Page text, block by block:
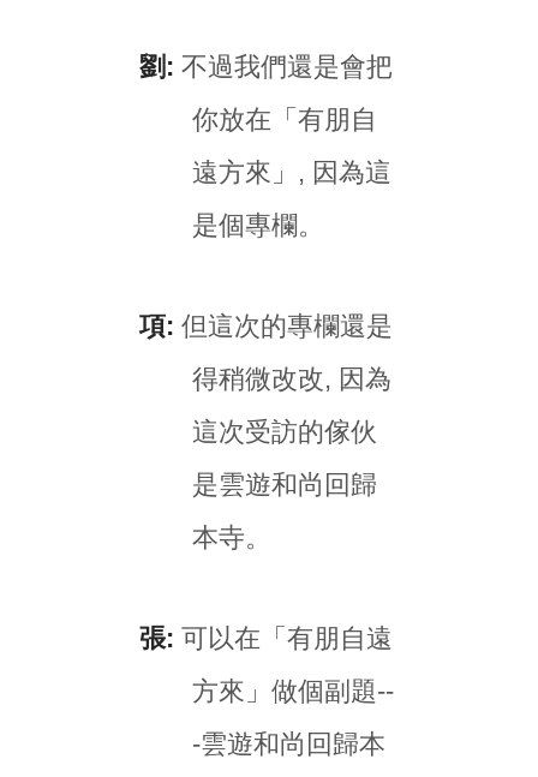
劉: 不過我們還是會把
你放在「有朋自
遠方來」, 因為這
是個專欄。
項: 但這次的專欄還是
得稍微改改, 因為
這次受訪的傢伙
是雲遊和尚回歸
本寺。
張: 可以在「有朋自遠
方來」做個副題--
-雲遊和尚回歸本